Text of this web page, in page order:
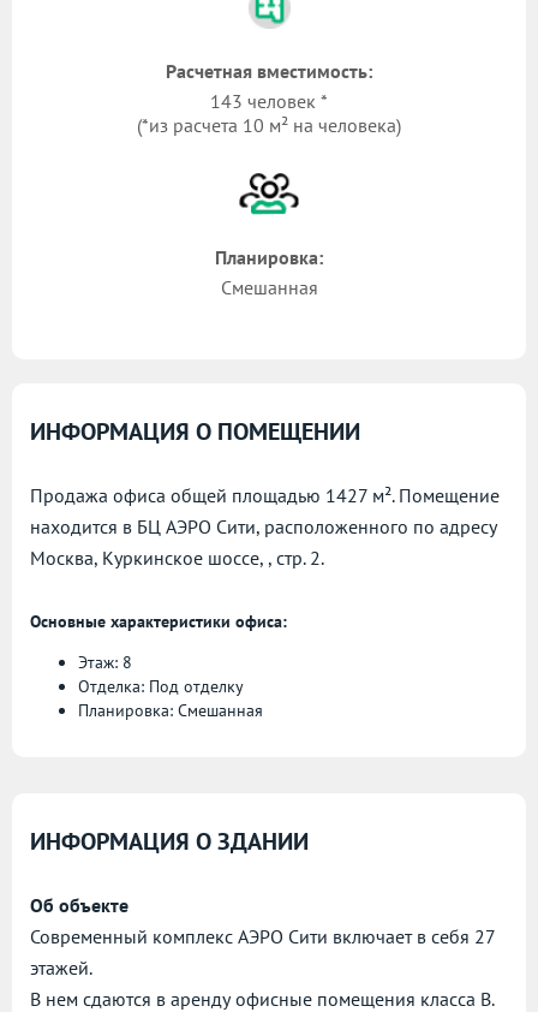
Расчетная вместимость:
143 человек *
(*из расчета 10 м² на человека)
Планировка:
Смешанная
ИНФОРМАЦИЯ О ПОМЕЩЕНИИ
Продажа офиса общей площадью 1427 м². Помещение
находится в БЦ АЭРО Сити, расположенного по адресу
Москва, Куркинское шоссе, , стр. 2.
Основные характеристики офиса:
Этаж: 8
Отделка: Под отделку
Планировка: Смешанная
ИНФОРМАЦИЯ О ЗДАНИИ
Об объекте
Современный комплекс АЭРО Сити включает в себя 27
этажей.
В нем сдаются в аренду офисные помещения класса B.